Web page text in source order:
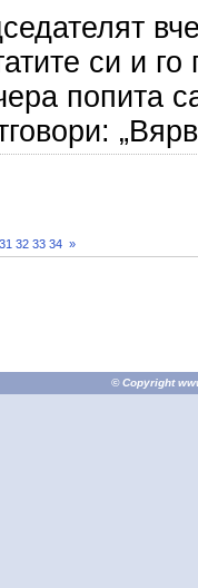
си и
попита
31 32 33 34 »
© Copyright